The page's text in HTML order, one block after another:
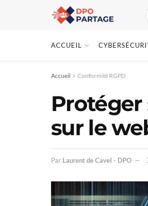
ACCUEIL
Accueil Conformité RGPD
Protéger
sur le
Par Laurent de Cavel - DPO